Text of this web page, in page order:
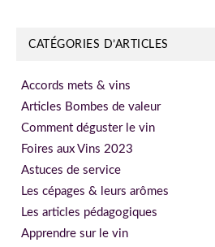
CATÉGORIES D’ARTICLES
Accords mets & vins
Articles Bombes de valeur
Comment déguster le vin
Foires aux Vins 2023
Astuces de service
Les cépages & leurs arômes
Les articles pédagogiques
Apprendre sur le vin